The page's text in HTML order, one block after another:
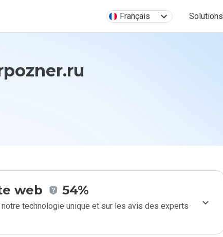
Français Solutions
web 54%
technologie unique et sur les avis des experts